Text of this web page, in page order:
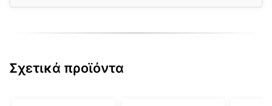
Σχετικά προϊόντα